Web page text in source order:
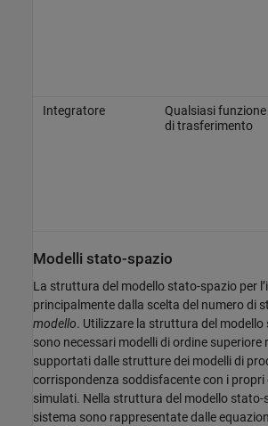
Integratore
Qualsiasi funzione
di trasferimento
Modelli stato-spazio
La struttura del modello stato-spazio per
principalmente dalla scelta del numero di
modello. Utilizzare la struttura del
sono necessari modelli di ordine superiore
supportati dalle strutture dei modelli di
corrispondenza soddisfacente con i
simulati. Nella struttura del modello stato-
sistema sono rappresentate dalle